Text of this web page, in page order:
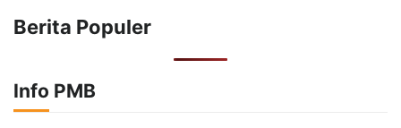
Berita Populer
Info PMB